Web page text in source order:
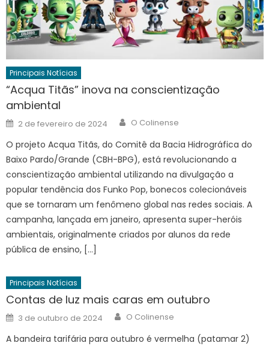
Principais Notícias
“Acqua Titãs” inova na conscientização
ambiental
Posted
on
2 de fevereiro de 2024 Author
O Colinense
O projeto Acqua Titãs, do Comitê da Bacia Hidrográfica do
Baixo Pardo/Grande (CBH-BPG), está revolucionando a
conscientização ambiental utilizando na divulgação a
popular tendência dos Funko Pop, bonecos colecionáveis
que se tornaram um fenômeno global nas redes sociais. A
campanha, lançada em janeiro, apresenta super-heróis
ambientais, originalmente criados por alunos da rede
pública de ensino, […]
Principais Notícias
Contas de luz mais caras em outubro
Posted
on
3 de outubro de 2024 Author
O Colinense
A bandeira tarifária para outubro é vermelha (patamar 2)